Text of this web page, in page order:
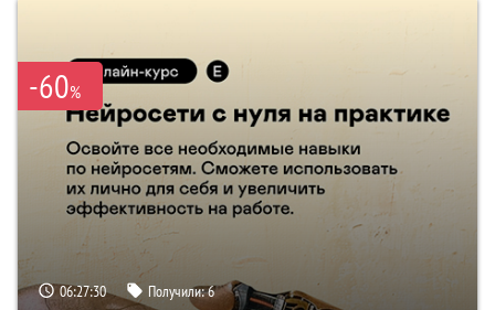
-60%
06:27:30 Получили:6